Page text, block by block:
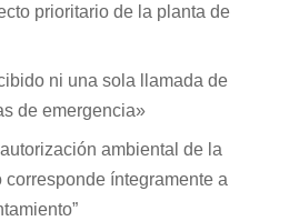
prioritario de la planta de
ni una sola llamada de
de emergencia»
ambiental de la
íntegramente a